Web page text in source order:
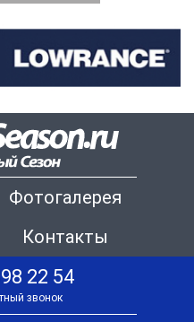
Фотогалерея
Контакты
22 54
звонок